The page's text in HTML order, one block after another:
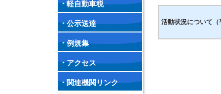
軽自動車税
公示送達
例規集
アクセス
関連機関リンク
活動状況について